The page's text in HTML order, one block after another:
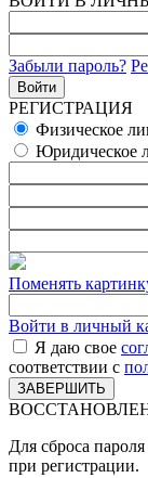
Забыли пароль?
РЕГИСТРАЦИЯ
Физическое
Юридическое
Поменять
Войти в личный
Я даю свое
соответствии с
Для сброса
при регистрации.